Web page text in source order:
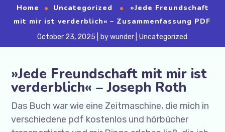
Home Uncategorized
»Jede Freundschaft
mit mir ist verderblich« – Zusammenfassung PDF
October 23, 2025 bywunder Uncategorized
»Jede Freundschaft mit mir ist
verderblich« – Joseph Roth
Das Buch war wie eine Zeitmaschine, die mich in
verschiedene pdf kostenlos und hörbücher